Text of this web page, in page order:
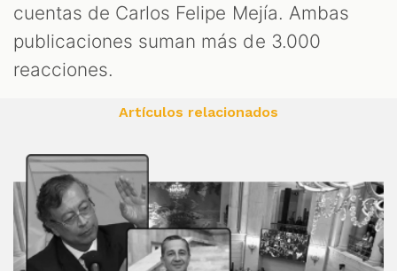
cuentas de Carlos Felipe Mejía. Ambas
publicaciones suman más de 3.000
reacciones.
Artículos relacionados